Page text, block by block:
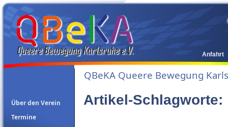
Anfahrt
Über den Verein
Termine
QBeKA Queere Bewegung
Artikel-Schlagworte: